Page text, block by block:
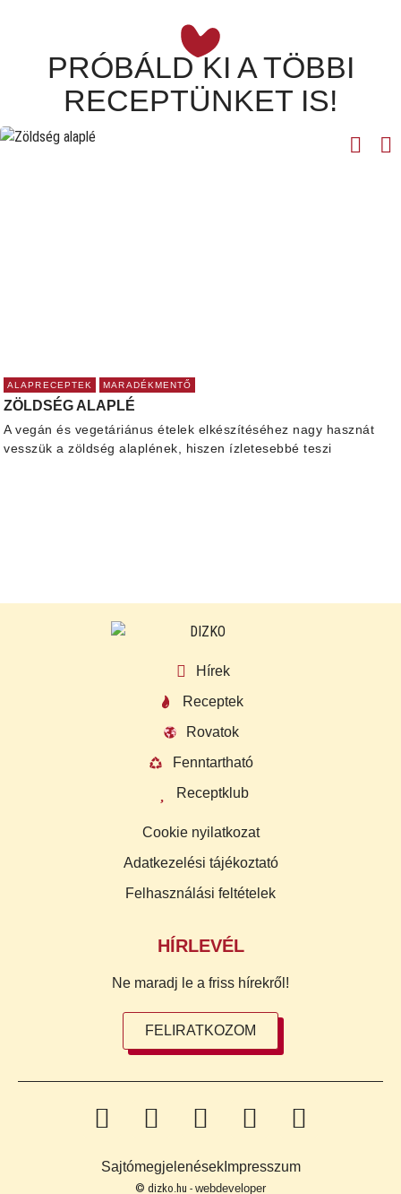
PRÓBÁLD KI A TÖBBI
RECEPTÜNKET IS!
ALAPRECEPTEK MARADÉKMENTŐ
ZÖLDSÉG ALAPLÉ
A vegán és vegetáriánus ételek elkészítéséhez nagy hasznát
vesszük a zöldség alaplének, hiszen ízletesebbé teszi
Hírek
Receptek
Rovatok
Fenntartható
Receptklub
Cookie nyilatkozat
Adatkezelési tájékoztató
Felhasználási feltételek
HÍRLEVÉL
Ne maradj le a friss hírekről!
FELIRATKOZOM
SajtómegjelenésekImpresszum
© dizko.hu - webdeveloper